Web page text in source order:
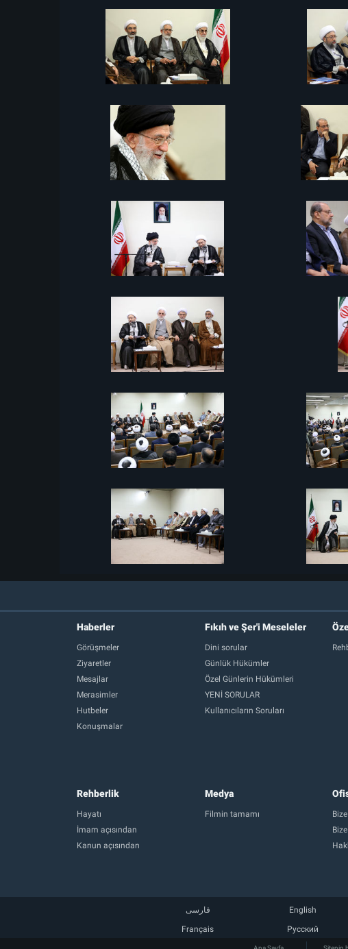
Haberler
Görüşmeler
Ziyaretler
Mesajlar
Merasimler
Hutbeler
Konuşmalar
Fıkıh ve Şer'i Meseleler
Dini sorular
Günlük Hükümler
Özel Günlerin Hükümleri
YENİ SORULAR
Kullanıcıların Soruları
Rehberlik
Hayatı
İmam açısından
Kanun açısından
Medya
Filmin tamamı
فارسی English
Français
Русский